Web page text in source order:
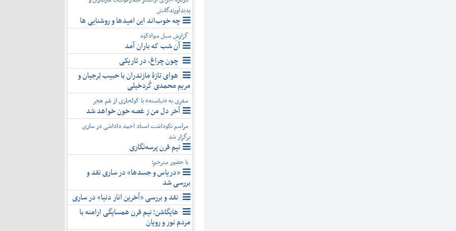
پدیدآورندگانش
چه خوب‌اند این امیدها و روشنایی ها
گزارشِ سیل سوادکوه
آن شب که باران آمد
چون چراغ، در تاریکی
هوای تازۀ مازندران با حبیب بُرجیان و
مریم محمدی کُردخیلی
سفری به «نیاسته» با کوله‌باری از غم هجر
آخر دل من ز غصه خون خواهد شد
مراسم نکوداشت استاد احمد داداشی در ساری
برگزار شد
نیم قرن پرسه‌نگاری
با حضور مترجم؛
«دریاس و جسدها» در ساری نقد و
بررسی شد
نقد و بررسی «آخرین انار دنیا» در ساری
هایگاشن؛ نیم قرن همسایگی ارامنه با
مردم نور و رویان